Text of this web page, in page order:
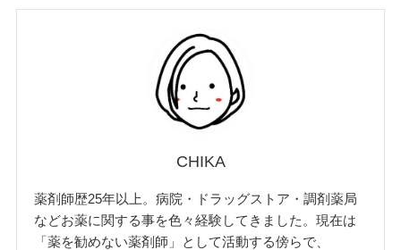
CHIKA
薬剤師歴25年以上。病院・ドラッグストア・調剤薬局
などお薬に関する事を色々経験してきました。現在は
「薬を勧めない薬剤師」として活動する傍らで、